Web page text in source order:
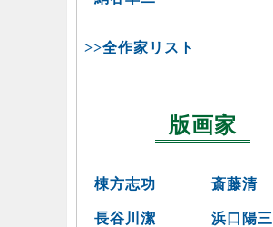
>>全作家リスト
版画家
棟方志功 斎藤清
長谷川潔 浜口陽三